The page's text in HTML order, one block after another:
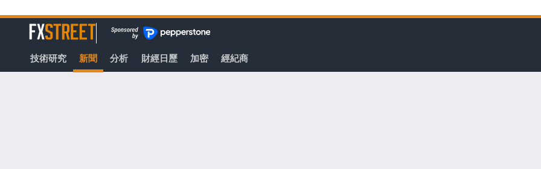
至
容
FXStreet
技術研究 新聞 分析 財經日歷 加密 經紀商